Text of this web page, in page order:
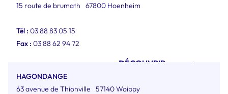
15 route de brumath
67800 Hoenheim
Tél : 03 88 83 05 15
Fax : 03 88 62 94 72
DÉCOUVRIR
HAGONDANGE
63 avenue de Thionville
57140 Woippy